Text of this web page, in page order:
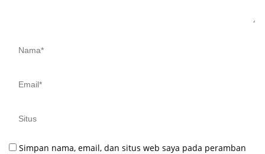
Simpan nama, email, dan situs web saya pada peramban